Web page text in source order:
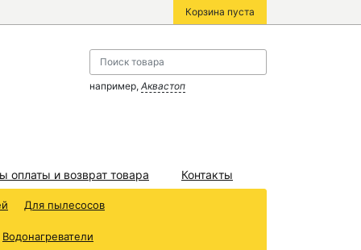
Корзина пуста
например, Аквастоп
оплаты и возврат товара Контакты
Для пылесосов
Водонагреватели